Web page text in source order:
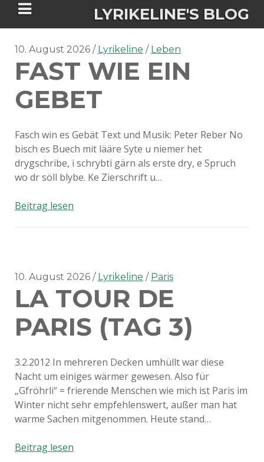
LYRIKELINE'S BLOG
Tania Morgan's Blog über alles, was
sie im Leben bewegt.
ÜBER DIE AUTORIN
IGASHO UND CHIMALIS KAYA
NIEMALS FÜR IMMER (ROMAN)
DATENSCHUTZERKLÄRUNG
10. August 2026 Lyrikeline Leben
FAST WIE EIN
GEBET
Fasch win es Gebät Text und Musik: Peter Reber No
bisch es Buech mit lääre Syte u niemer het
drygschribe, i schrybti gärn als erste dry, e Spruch
wo dr söll blybe. Ke Zierschrift u…
Beitrag lesenFast
10. August 2026 Lyrikeline Paris
LA TOUR DE
PARIS (TAG 3)
3.2.2012 In mehreren Decken umhüllt war diese
Nacht um einiges wärmer gewesen. Also für
„Gfröhrli“ = frierende Menschen wie mich ist Paris im
Winter nicht sehr empfehlenswert, außer man hat
warme Sachen mitgenommen. Heute stand…
Beitrag lesenLa